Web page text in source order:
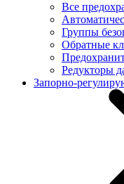
Все
Группы
Обратные
Редукторы
Запорно-